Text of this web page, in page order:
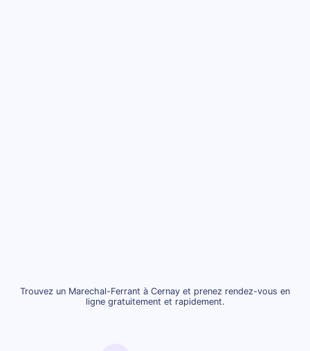
Trouvez un Marechal-Ferrant à Cernay et prenez rendez-vous en
ligne gratuitement et rapidement.